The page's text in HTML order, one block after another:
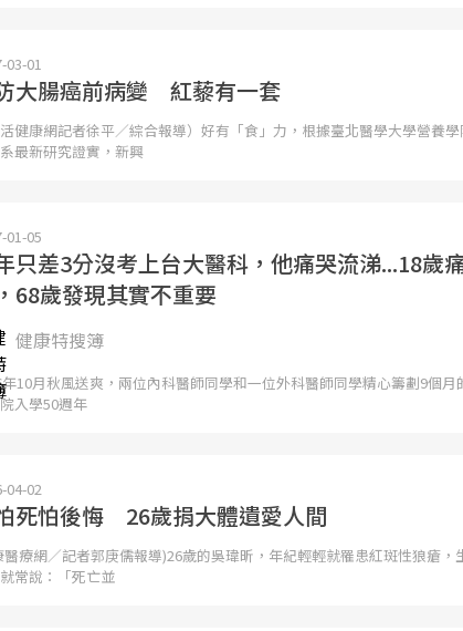
03-01
大腸癌前病變 紅藜有一套
活健康網記者徐平／綜合報導）好有「食」力，根據臺北醫學大學營養
最新研究證實，新興
01-05
只差3分沒考上台大醫科，他痛哭流涕...18歲
68歲發現其實不重要
健康特搜簿
10月秋風送爽，兩位內科醫師同學和一位外科醫師同學精心籌劃9個月
入學50週年
04-02
死怕後悔 26歲捐大體遺愛人間
醫療網／記者郭庚儒報導)26歲的吳瑋昕，年紀輕輕就罹患紅斑性狼瘡，
常說：「死亡並